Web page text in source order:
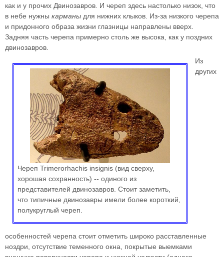
как и у прочих Двинозавров. И череп здесь настолько низок, что
в небе нужны карманы для нижних клыков. Из-за низкого черепа
и придонного образа жизни глазницы направлены вверх.
Задняя часть черепа примерно столь же высока, как у поздних
двинозавров.
Череп Trimerorhachis insignis (вид сверху,
хорошая сохранность) -- одиного из
представителей двинозавров. Стоит заметить,
что типичные двинозавры имели более короткий,
полукруглый череп.
Из
других
особенностей черепа стоит отметить широко расставленные
ноздри, отсутствие теменного окна, покрытые выемками